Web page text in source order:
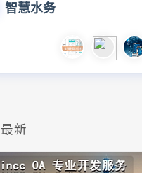
智慧水务
最新